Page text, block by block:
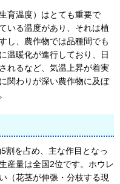
育温度）はとても重要で
いる温度があり、それは植
し、農作物では品種間でも
温暖化が進行しており、日
れるなど、気温上昇が着実
関わりが深い農作物に及ぼ
割を占め、主な作目となっ
産量は全国2位です。ホウレ
（花茎が伸張・分枝する現